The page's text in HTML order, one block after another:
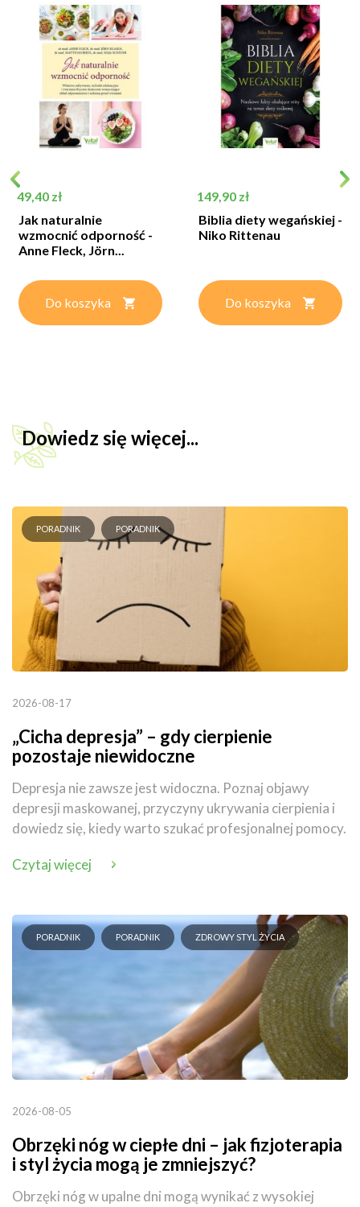
Cena
49,40 zł
Jak naturalnie
wzmocnić odporność -
Anne Fleck, Jörn...
Do koszyka
Cena
149,90 zł
Biblia diety wegańskiej -
Niko Rittenau
Do koszyka
Dowiedz się więcej...
PORADNIK PORADNIK
2026-08-17
„Cicha depresja” – gdy cierpienie
pozostaje niewidoczne
Depresja nie zawsze jest widoczna. Poznaj objawy
depresji maskowanej, przyczyny ukrywania cierpienia i
dowiedz się, kiedy warto szukać profesjonalnej pomocy.
Czytaj więcej
PORADNIK PORADNIK ZDROWY STYL ŻYCIA
2026-08-05
Obrzęki nóg w ciepłe dni – jak fizjoterapia
i styl życia mogą je zmniejszyć?
Obrzęki nóg w upalne dni mogą wynikać z wysokiej